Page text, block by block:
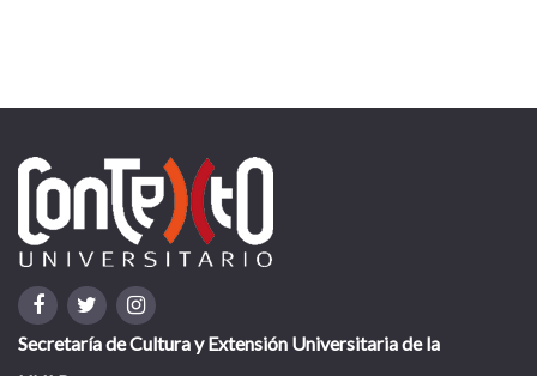
Secretaría de Cultura y Extensión Universitaria de la